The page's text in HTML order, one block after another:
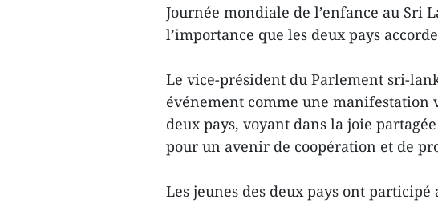
Journée mondiale de l’enfance au Sri
l’importance que les deux pays
Le vice-président du Parlement sri-
événement comme une manifestation
deux pays, voyant dans la joie
pour un avenir de coopération et de
Les jeunes des deux pays ont participé